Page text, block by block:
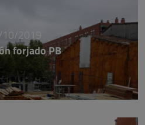
2019
forjado PB